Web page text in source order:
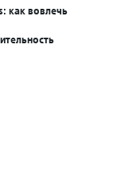
как вовлечь